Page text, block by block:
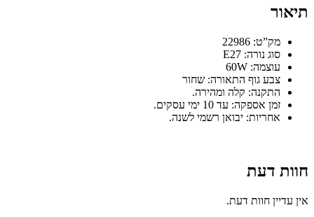
תיאור
מק”ט: 22986
סוג נורה: E27
עוצמה: 60W
צבע גוף התאורה: שחור
התקנה: קלה ומהירה.
זמן אספקה: עד 10 ימי עסקים.
אחריות: יבואן רשמי לשנה.
חוות דעת
אין עדיין חוות דעת.